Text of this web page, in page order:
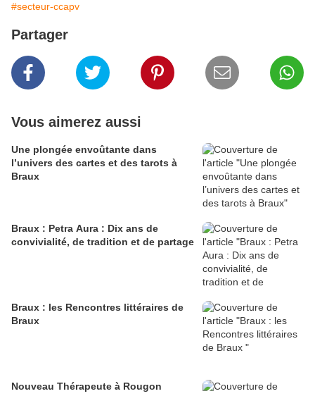
#secteur-ccapv
Partager
Vous aimerez aussi
Une plongée envoûtante dans
l’univers des cartes et des tarots à
Braux
Braux : Petra Aura : Dix ans de
convivialité, de tradition et de partage
Braux : les Rencontres littéraires de
Braux
Nouveau Thérapeute à Rougon